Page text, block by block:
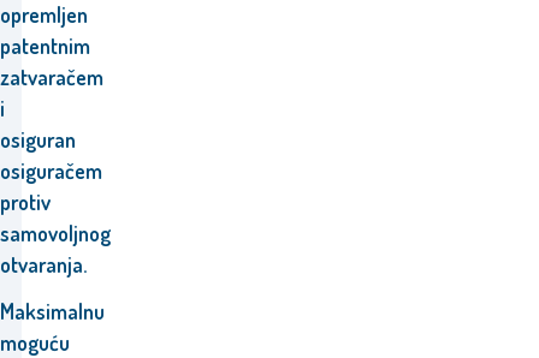
opremljen
patentnim
zatvaračem
i
osiguran
osiguračem
protiv
samovoljnog
otvaranja.
Maksimalnu
moguću